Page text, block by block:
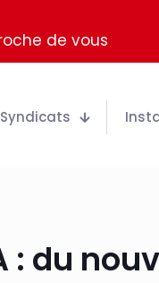
de vous
Syndicats
: du